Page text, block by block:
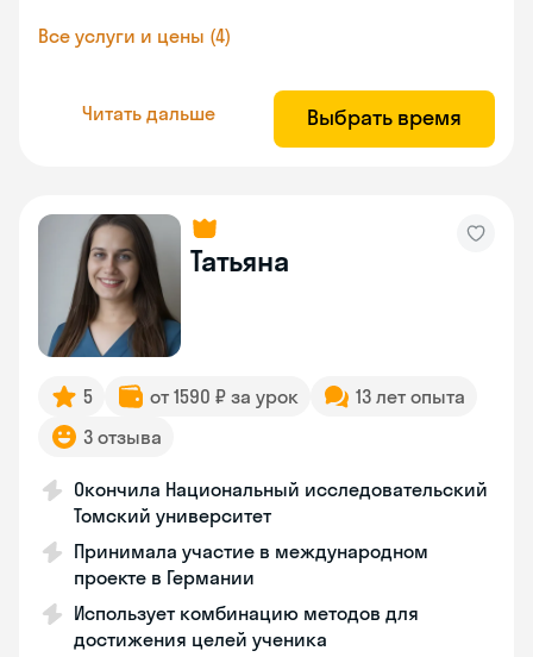
Все услуги и цены (4)
Читать дальше Выбрать время
Татьяна
5 от 1590 ₽ за урок
13 лет опыта
3 отзыва
Окончила Национальный исследовательский
Томский университет
Принимала участие в международном
проекте в Германии
Использует комбинацию методов для
достижения целей ученика